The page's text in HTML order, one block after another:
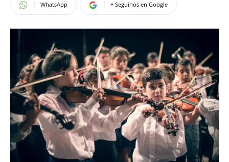
WhatsApp + Seguinos en Google